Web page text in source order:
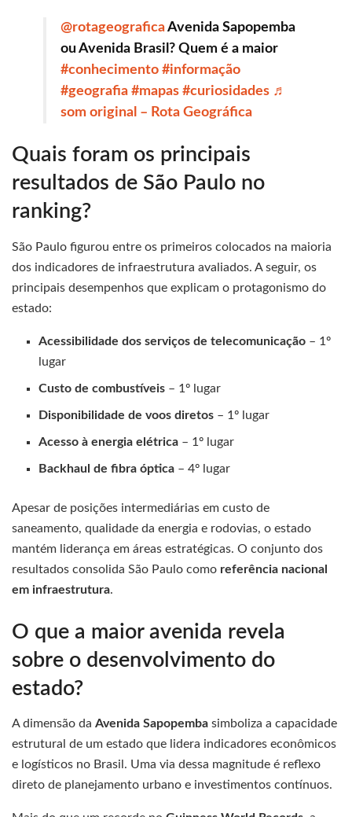
@rotageograficaAvenida Sapopemba
ou Avenida Brasil? Quem é a maior
#conhecimento #informação
#geografia #mapas #curiosidades ♬
som original – Rota Geográfica
Quais foram os principais
resultados de São Paulo no
ranking?
São Paulo figurou entre os primeiros colocados na maioria
dos indicadores de infraestrutura avaliados. A seguir, os
principais desempenhos que explicam o protagonismo do
estado:
Acessibilidade dos serviços de telecomunicação – 1º
lugar
Custo de combustíveis – 1º lugar
Disponibilidade de voos diretos – 1º lugar
Acesso à energia elétrica – 1º lugar
Backhaul de fibra óptica – 4º lugar
Apesar de posições intermediárias em custo de
saneamento, qualidade da energia e rodovias, o estado
mantém liderança em áreas estratégicas. O conjunto dos
resultados consolida São Paulo como referência nacional
em infraestrutura.
O que a maior avenida revela
sobre o desenvolvimento do
estado?
A dimensão da Avenida Sapopemba simboliza a capacidade
estrutural de um estado que lidera indicadores econômicos
e logísticos no Brasil. Uma via dessa magnitude é reflexo
direto de planejamento urbano e investimentos contínuos.